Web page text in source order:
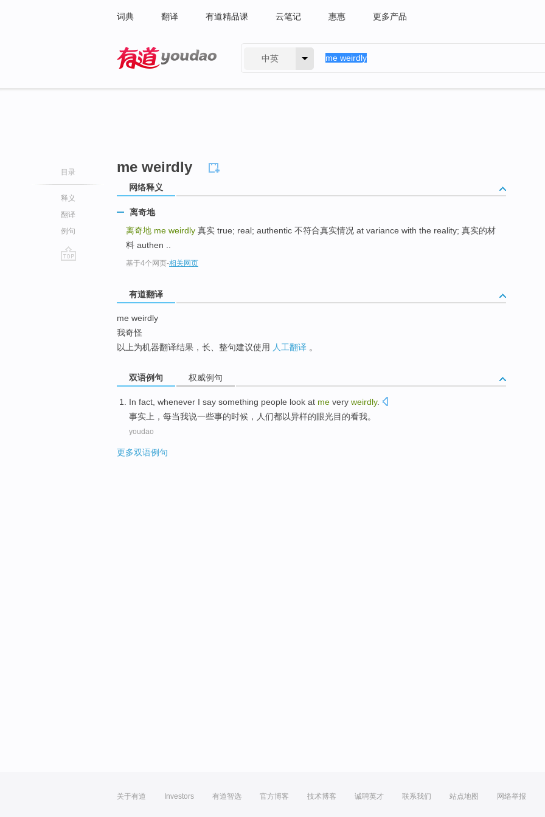
词典 翻译 有道精品课 云笔记 惠惠 更多产品
中英
目录
释义
翻译
例句
me weirdly
网络释义
离奇地
离奇地 me weirdly 真实 true; real; authentic 不符合真实情况 at variance with the reality; 真实的材
料 authen ..
基于4个网页-相关网页
有道翻译
me weirdly
我奇怪
以上为机器翻译结果，长、整句建议使用 人工翻译 。
双语例句 权威例句
In fact whenever I say something people look at me very weirdly.
事实上 ， 每当我说一些事的时候， 人们都以异样的眼光目的看我。
youdao
更多双语例句
关于有道 Investors 有道智选 官方博客 技术博客 诚聘英才 联系我们 站点地图 网络举报